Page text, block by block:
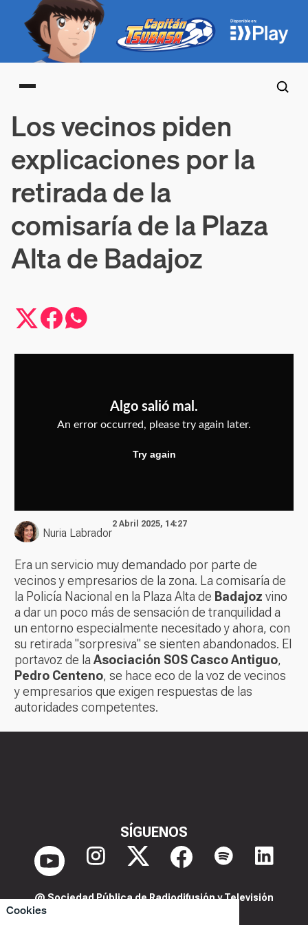
Cookies
Main menu
Los vecinos piden
explicaciones por la
retirada de la
comisaría de la Plaza
Alta de Badajoz
Nuria Labrador
2 Abril 2025, 14:27
Era un servicio muy demandado por parte de
vecinos y empresarios de la zona. La comisaría de
la Policía Nacional en la Plaza Alta de Badajoz vino
a dar un poco más de sensación de tranquilidad a
un entorno especialmente necesitado y ahora, con
su retirada "sorpresiva" se sienten abandonados. El
portavoz de laAsociación SOS Casco Antiguo,
Pedro Centeno, se hace eco de la voz de vecinos
y empresarios que exigen respuestas de las
autoridades competentes.
SÍGUENOS
@ Sociedad Pública de Radiodifusión y Televisión